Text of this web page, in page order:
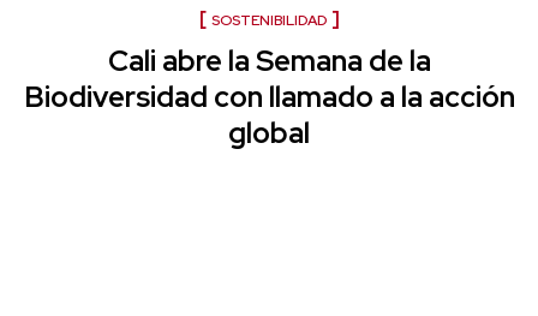
SOSTENIBILIDAD
Cali abre la Semana de la
Biodiversidad con llamado a la acción
global